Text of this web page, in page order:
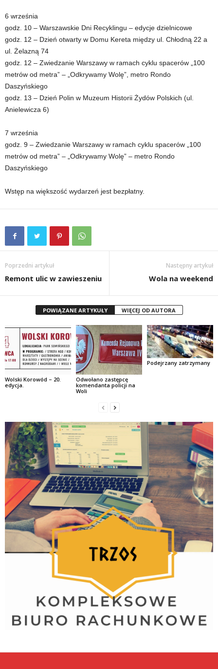
6 września
godz. 10 – Warszawskie Dni Recyklingu – edycje dzielnicowe
godz. 12 – Dzień otwarty w Domu Kereta między ul. Chłodną 22 a
ul. Żelazną 74
godz. 12 – Zwiedzanie Warszawy w ramach cyklu spacerów „100
metrów od metra” – „Odkrywamy Wolę”, metro Rondo
Daszyńskiego
godz. 13 – Dzień Polin w Muzeum Historii Żydów Polskich (ul.
Anielewicza 6)
7 września
godz. 9 – Zwiedzanie Warszawy w ramach cyklu spacerów „100
metrów od metra” – „Odkrywamy Wolę” – metro Rondo
Daszyńskiego
Wstęp na większość wydarzeń jest bezpłatny.
Poprzedni artykuł
Remont ulic w zawieszeniu
Następny artykuł
Wola na weekend
POWIĄZANE ARTYKUŁY WIĘCEJ OD AUTORA
Wolski Korowód – 20.
edycja.
Odwołano zastępcę
komendanta policji na
Woli
Podejrzany zatrzymany